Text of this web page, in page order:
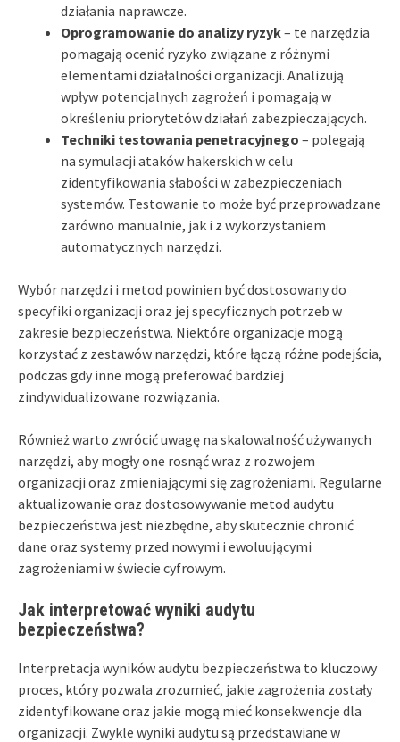
działania naprawcze.
Oprogramowanie do analizy ryzyk– te narzędzia
pomagają ocenić ryzyko związane z różnymi
elementami działalności organizacji. Analizują
wpływ potencjalnych zagrożeń i pomagają w
określeniu priorytetów działań zabezpieczających.
Techniki testowania penetracyjnego – polegają
na symulacji ataków hakerskich w celu
zidentyfikowania słabości w zabezpieczeniach
systemów. Testowanie to może być przeprowadzane
zarówno manualnie, jak i z wykorzystaniem
automatycznych narzędzi.
Wybór narzędzi i metod powinien być dostosowany do
specyfiki organizacji oraz jej specyficznych potrzeb w
zakresie bezpieczeństwa. Niektóre organizacje mogą
korzystać z zestawów narzędzi, które łączą różne podejścia,
podczas gdy inne mogą preferować bardziej
zindywidualizowane rozwiązania.
Również warto zwrócić uwagę na skalowalność używanych
narzędzi, aby mogły one rosnąć wraz z rozwojem
organizacji oraz zmieniającymi się zagrożeniami. Regularne
aktualizowanie oraz dostosowywanie metod audytu
bezpieczeństwa jest niezbędne, aby skutecznie chronić
dane oraz systemy przed nowymi i ewoluującymi
zagrożeniami w świecie cyfrowym.
Jak interpretować wyniki audytu
bezpieczeństwa?
Interpretacja wyników audytu bezpieczeństwa to kluczowy
proces, który pozwala zrozumieć, jakie zagrożenia zostały
zidentyfikowane oraz jakie mogą mieć konsekwencje dla
organizacji. Zwykle wyniki audytu są przedstawiane w